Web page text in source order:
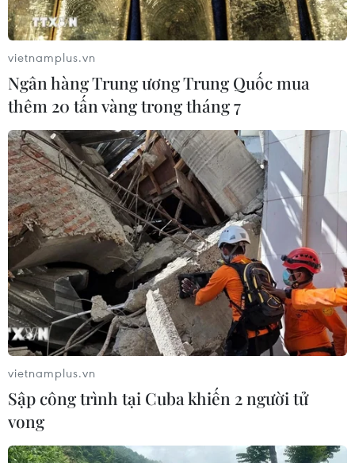
vực từ dịch vụ nhà hàng đến sản xuất.
vietnamplus.vn
Ngân hàng Trung ương Trung Quốc mua
thêm 20 tấn vàng trong tháng 7
vietnamplus.vn
Sập công trình tại Cuba khiến 2 người tử
vong